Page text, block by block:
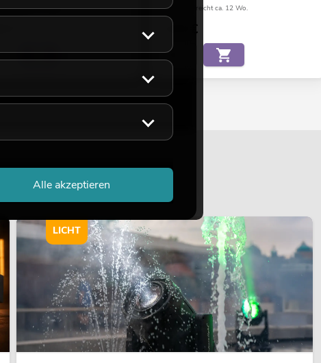
reicht ca. 12 Wo.
Bestand reicht ca. 12 Wo.
€
LICHT
Alle akzeptieren